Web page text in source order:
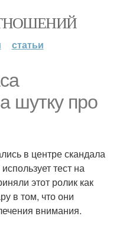
статьи
шутку про
в центре скандала
тест на
этот ролик как
в том, что они
внимания.